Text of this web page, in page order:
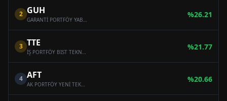
2 GUH
GARANTİ PORTFÖY YABANCI TEKNOLOJİ HİSSE SENEDİ FONU
%26.21
3 TTE
İŞ PORTFÖY BIST TEKNOLOJİ AĞIRLIK SINIRLAMALI ENDEKSİ HİSSE SENEDİ (TL) FONU (HİSSE SENEDİ YOĞUN FON)
%21.77
4 AFT
AK PORTFÖY YENİ TEKNOLOJİLER YABANCI HİSSE SENEDİ FONU
%20.66